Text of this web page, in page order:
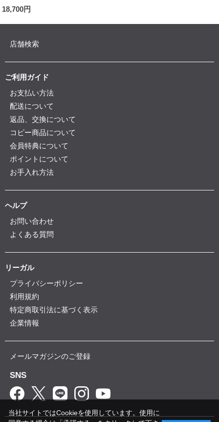
18,700円
店舗検索
ご利用ガイド
お支払い方法
配送について
返品、交換について
コピー商品について
会員特典について
ポイントについて
お手入れ方法
ヘルプ
お問い合わせ
よくある質問
リーガル
プライバシーポリシー
利用規約
特定商取引法に基づく表示
企業情報
メールマガジンのご登録
SNS
当社サイトではCookieを使用しています。使用に